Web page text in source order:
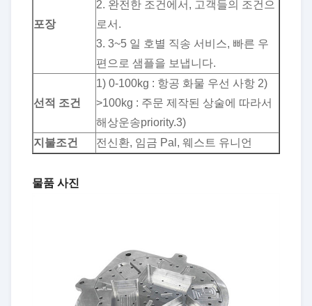
포장
2. 완전한 조건에서, 고객들의 조건으
로서.
3. 3~5 일 호별 직송 서비스, 빠른 우
편으로 샘플을 보냅니다.
선적 조건
1) 0-100kg : 항공 화물 우선 사항 2)
>100kg : 주문 제작된 상술에 따라서
해상운송priority.3)
지불조건
전신환, 임금 Pal, 웨스트 유니언
물품 사진